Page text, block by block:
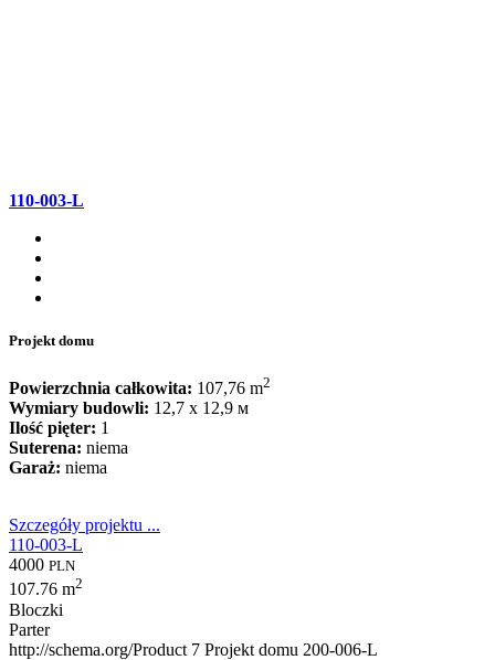
110-003-L
Projekt domu
Powierzchnia całkowita: 107,76 m2
Wymiary budowli: 12,7 x 12,9 м
Ilość pięter: 1
Suterena: niema
Garaż: niema
Szczegóły projektu ...
110-003-L
4000 PLN
107.76 m2
Bloczki
Parter
http://schema.org/Product 7 Projekt domu 200-006-L